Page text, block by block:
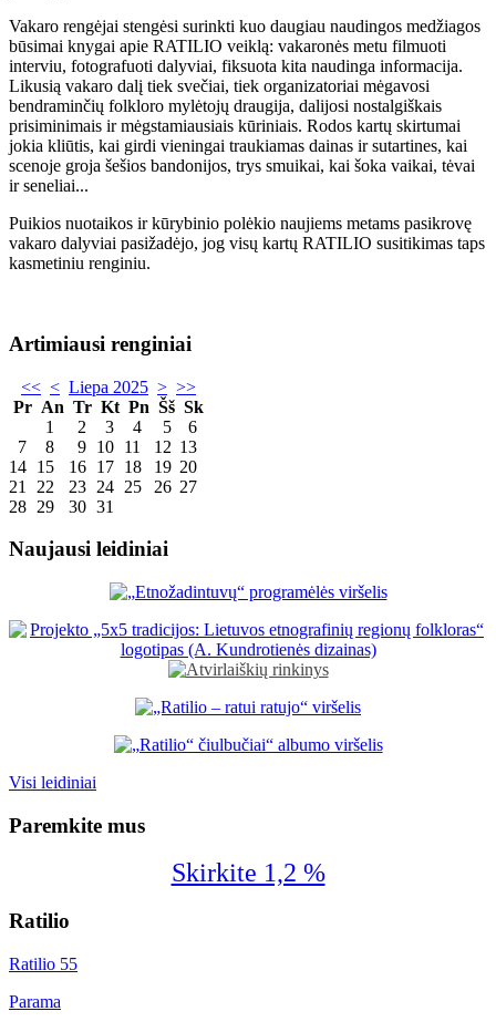
Vakaro rengėjai stengėsi surinkti kuo daugiau naudingos medžiagos
būsimai knygai apie RATILIO veiklą: vakaronės metu filmuoti
interviu, fotografuoti dalyviai, fiksuota kita naudinga informacija.
Likusią vakaro dalį tiek svečiai, tiek organizatoriai mėgavosi
bendraminčių folkloro mylėtojų draugija, dalijosi nostalgiškais
prisiminimais ir mėgstamiausiais kūriniais. Rodos kartų skirtumai
jokia kliūtis, kai girdi vieningai traukiamas dainas ir sutartines, kai
scenoje groja šešios bandonijos, trys smuikai, kai šoka vaikai, tėvai
ir seneliai...
Puikios nuotaikos ir kūrybinio polėkio naujiems metams pasikrovę
vakaro dalyviai pasižadėjo, jog visų kartų RATILIO susitikimas taps
kasmetiniu renginiu.
Artimiausi renginiai
<< < Liepa 2025 > >>
Pr An Tr Kt Pn Šš Sk
1
2 3 4 5
6
7
8 9 10 11 12 13
14 15 16 17 18 19 20
21
22 23 24 25 26 27
28 29 30 31
Naujausi leidiniai
Visi leidiniai
Paremkite mus
Skirkite 1,2 %
Ratilio
Ratilio 55
Parama